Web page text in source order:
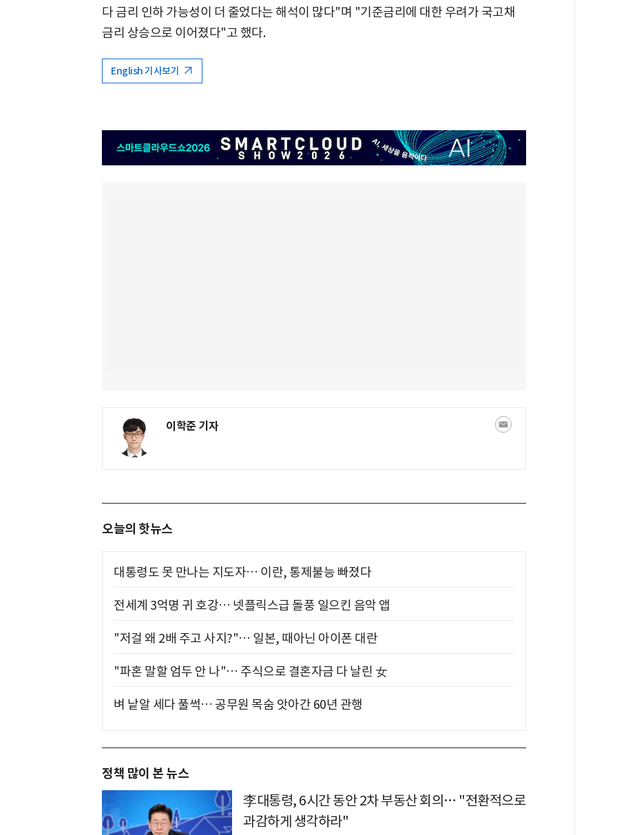
다 금리 인하 가능성이 더 줄었다는 해석이 많다"며 "기준금리에 대한 우려가 국고채
금리 상승으로 이어졌다"고 했다.
English 기사보기
이학준 기자
오늘의 핫뉴스
대통령도 못 만나는 지도자… 이란, 통제불능 빠졌다
전세계 3억명 귀 호강… 넷플릭스급 돌풍 일으킨 음악 앱
"저걸 왜 2배 주고 사지?"… 일본, 때아닌 아이폰 대란
"파혼 말할 엄두 안 나"… 주식으로 결혼자금 다 날린 女
벼 낱알 세다 풀썩… 공무원 목숨 앗아간 60년 관행
정책 많이 본 뉴스
李대통령, 6시간 동안 2차 부동산 회의… "전환적으로
과감하게 생각하라"